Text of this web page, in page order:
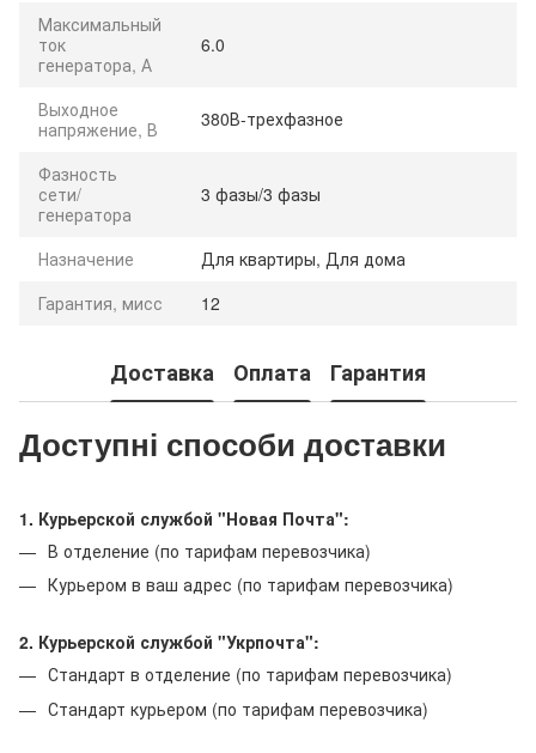
Максимальный
ток
генератора, А
6.0
Выходное
напряжение, В
380В-трехфазное
Фазность
сети/
генератора
3 фазы/3 фазы
Назначение
Для квартиры, Для дома
Гарантия, мисс
12
Доставка Оплата Гарантия
Доступні способи доставки
1. Курьерской службой "Новая Почта":
В отделение (по тарифам перевозчика)
Курьером в ваш адрес (по тарифам перевозчика)
2. Курьерской службой "Укрпочта":
Стандарт в отделение (по тарифам перевозчика)
Стандарт курьером (по тарифам перевозчика)